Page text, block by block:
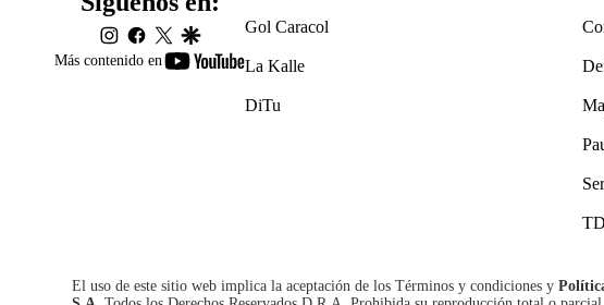
Más contenido en
youtube-
instagram
facebook
twittergoogleGol Caracol
La Kalle
DiTu
El uso de este sitio web implica la aceptación de los Términos y condiciones y